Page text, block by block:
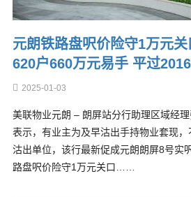
元朗铁路盘呎价险守1万元
620户660万元易手 平过
2025-01-03
美联物业元朗 – 朗屏站分行助理区域经
表示，有业主为及早沽出手持物业套现
沽出单位，该行最新促成元朗朗屏8号实
路盘呎价险守1万元关口……